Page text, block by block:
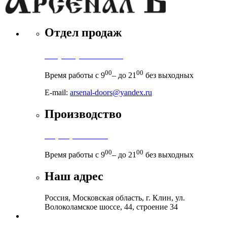
Отдел продаж
Время работы с 900– до 21 00 без выходных
E-mail: arsenal-doors@yandex.ru
Производство
Время работы с 900– до 21 00 без выходных
Наш адрес
Россия, Московская область, г. Клин, ул.
Волоколамское шоссе, 44, строение 34